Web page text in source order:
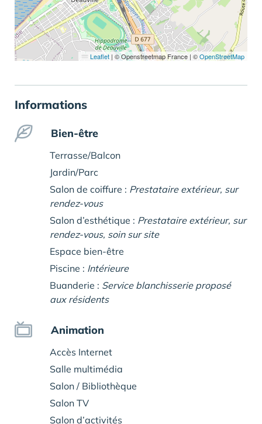
Leaflet | © Openstreetmap France | ©OpenStreetMap
Informations
Bien-être
Terrasse/Balcon
Jardin/Parc
Salon de coiffure : Prestataire extérieur, sur
rendez-vous
Salon d’esthétique : Prestataire extérieur, sur
rendez-vous, soin sur site
Espace bien-être
Piscine : Intérieure
Buanderie : Service blanchisserie proposé
aux résidents
Animation
Accès Internet
Salle multimédia
Salon / Bibliothèque
Salon TV
Salon d’activités